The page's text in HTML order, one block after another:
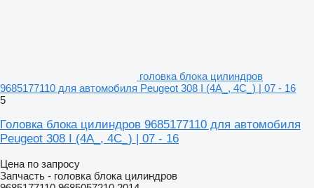
головка блока цилиндров
9685177110 для автомобиля Peugeot 308 I (4A_, 4C_) | 07 - 16
5
Головка блока цилиндров 9685177110 для автомобиля
Peugeot 308 I (4A_, 4C_) | 07 - 16
Цена по запросу
Запчасть - головка блока цилиндров